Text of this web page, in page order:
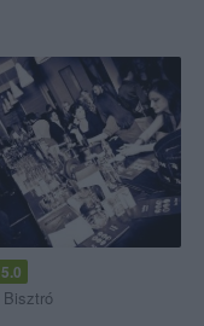
5.0
Bisztró